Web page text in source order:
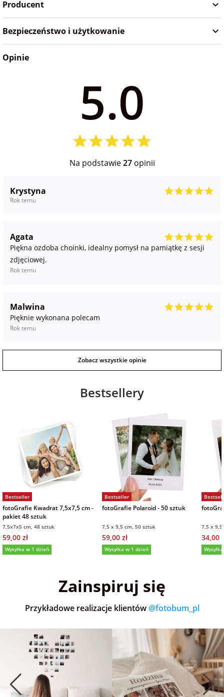
Producent
Bezpieczeństwo i użytkowanie
Opinie
5.0
Na podstawie27opinii
Krystyna
Rok temu
Agata
Piękna ozdoba choinki, idealny pomysł na pamiątkę z sesji
zdjęciowej.
Rok temu
Malwina
Pięknie wykonana polecam
Rok temu
Zobacz wszystkie opinie
Bestsellery
Bestseller
fotoGrafie Kwadrat 7,5x7,5 cm -
pakiet 48 sztuk
7,5x7x5 cm, 48 sztuk
59,00 zł
Wysyłka w 1 dzień
Bestseller
fotoGrafie Polaroid - 50 sztuk
7,5 x 9,5 cm, 50 sztuk
59,00 zł
Wysyłka w 1 dzień
7,5 x
34,00
Zainspiruj się
Przykładowe realizacje klientów @fotobum_pl